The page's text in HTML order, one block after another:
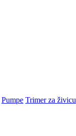
Pumpe Trimer za živicu